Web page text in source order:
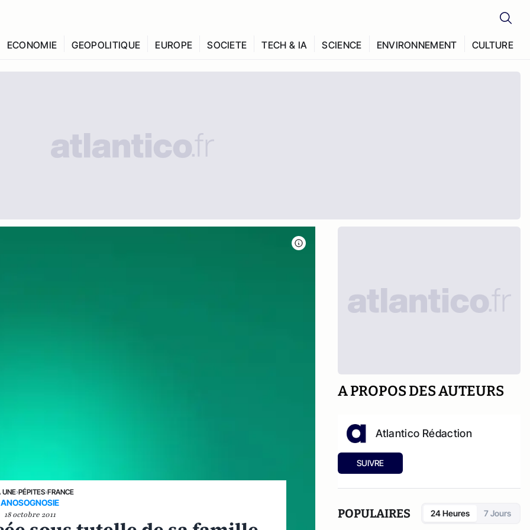
ECONOMIE GEOPOLITIQUE EUROPE SOCIETE TECH & IA SCIENCE ENVIRONNEMENT CULTURE
UNE›PÉPITES›FRANCE
ANOSOGNOSIE
18 octobre 2011
A PROPOS DES AUTEURS
Atlantico Rédaction
SUIVRE
POPULAIRES 24 Heures 7 Jours